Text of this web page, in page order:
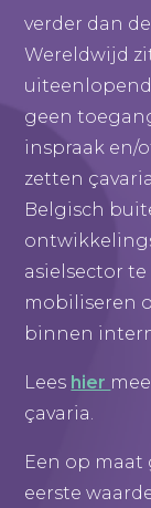
verder dan
Wereldwijd
geen
inspraak en/
zetten
Belgisch
asielsector
mobiliseren
binnen
Lees hier
çavaria.
Een op maat
eerste